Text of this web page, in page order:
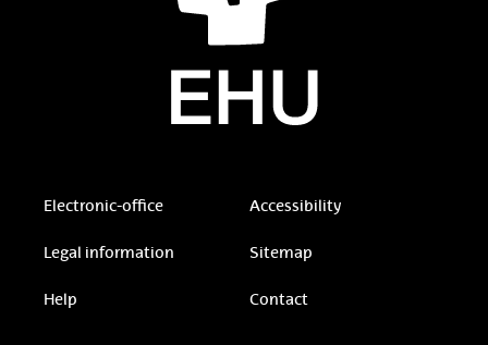
Electronic-office Accessibility
Legal information Sitemap
Help Contact